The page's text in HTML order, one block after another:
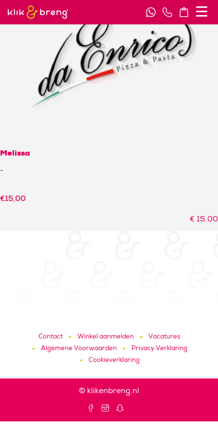
Melissa
-
€15,00
€ 15.00
Contact Winkel aanmelden
Vacatures
Algemene Voorwaarden
Privacy Verklaring
Cookieverklaring
© klikenbreng.nl